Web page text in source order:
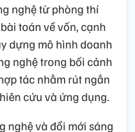
nghệ từ phòng thí
toán về vốn, cạnh
dựng mô hình doanh
nghệ trong bối cảnh
tác nhằm rút ngắn
cứu và ứng dụng.
nghệ và đổi mới sáng